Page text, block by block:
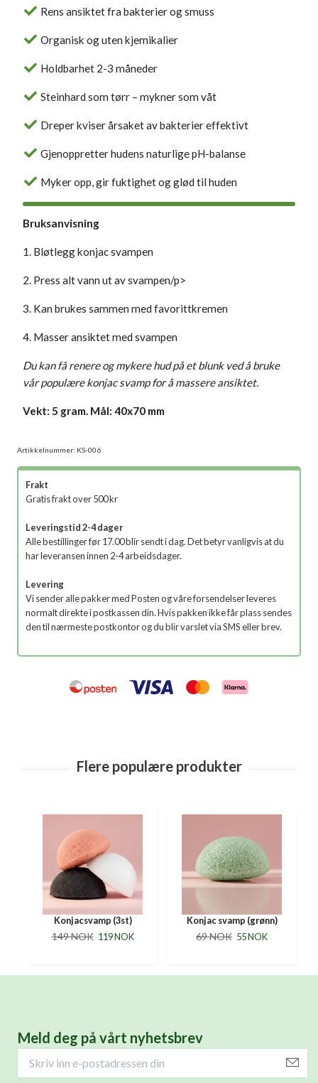
Rens ansiktet fra bakterier og smuss
Organisk og uten kjemikalier
Holdbarhet 2-3 måneder
Steinhard som tørr – mykner som våt
Dreper kviser årsaket av bakterier effektivt
Gjenoppretter hudens naturlige pH-balanse
Myker opp, gir fuktighet og glød til huden
Bruksanvisning
1. Bløtlegg konjac svampen
2. Press alt vann ut av svampen/p>
3. Kan brukes sammen med favorittkremen
4. Masser ansiktet med svampen
Du kan få renere og mykere hud på et blunk ved å bruke
vår populære konjac svamp for å massere ansiktet.
Vekt: 5 gram. Mål: 40x70 mm
Artikkelnummer: KS-006
Frakt
Gratis frakt over 500 kr
Leveringstid 2-4 dager
Alle bestillinger før 17.00 blir sendt i dag. Det betyr vanligvis at du
har leveransen innen 2-4 arbeidsdager.
Levering
Vi sender alle pakker med Posten og våre forsendelser leveres
normalt direkte i postkassen din. Hvis pakken ikke får plass sendes
den til nærmeste postkontor og du blir varslet via SMS eller brev.
Konjacsvamp (3st)
149 NOK 119 NOK
Konjac svamp (grønn)
69 NOK 55 NOK
Meld deg på vårt nyhetsbrev